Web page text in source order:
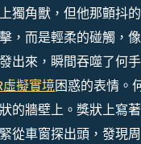
獨角獸，但他那顫抖
，而是輕柔的碰觸，
出來，瞬間吞噬了何
虛擬實境困惑的表情。
的牆壁上。獎狀上
從車窗探出頭，發現